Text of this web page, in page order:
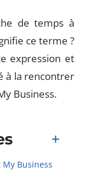
de temps à
ce terme ?
expression et
à la rencontrer
Business.
Business